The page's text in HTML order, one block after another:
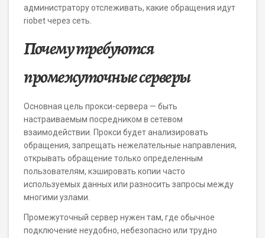
администратору отслеживать, какие обращения идут
riobet через сеть.
Почему требуются
промежуточные серверы
Основная цель прокси-сервера — быть
настраиваемым посредником в сетевом
взаимодействии. Прокси будет анализировать
обращения, запрещать нежелательные направления,
открывать обращение только определенным
пользователям, кэшировать копии часто
используемых данных или разносить запросы между
многими узлами.
Промежуточный сервер нужен там, где обычное
подключение неудобно, небезопасно или трудно